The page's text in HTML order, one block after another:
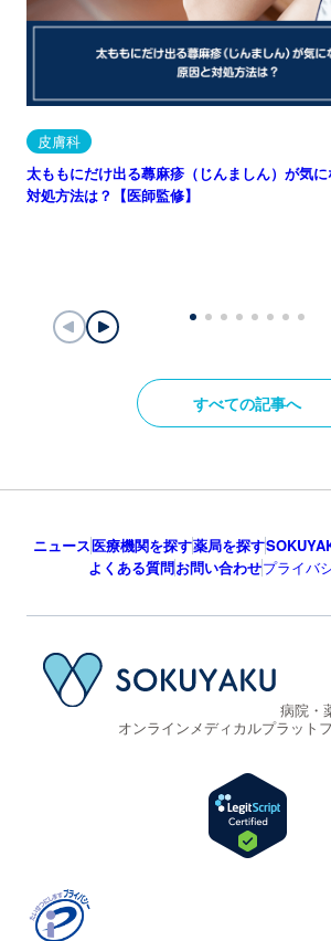
皮膚科
太ももにだけ出る蕁麻疹（じんましん）が気
対処方法は？【医師監修】
すべての記事へ
ニュース医療機関を探す薬局を探す
よくある質問お問い合わせプライバ
病院・
オンラインメディカルプラット